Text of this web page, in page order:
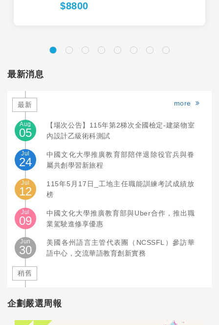
$8800
最新消息
more
最新
Aug
05
【場次公告】115年第2梯次全國檢定-建築物室
內設計乙級術科測試
Jul
24
中國文化大學推廣教育部陪伴退除役官兵與眷
屬共創學習新旅程
Jul
12
115年5月17日_工地主任職能訓練考試成績放
榜
Jul
09
中國文化大學推廣教育部與Uber合作，推出職
業駕駛進修享優惠
Jun
30
美國各州語言主管代表團（NCSSFL）參訪華
語中心，交流華語教育創新實務
稍舊
企劃嚴選周報